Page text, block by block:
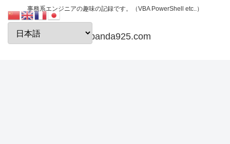
事務系エンジニアの趣味の記録です。（VBA PowerShell etc..）
papanda925.com